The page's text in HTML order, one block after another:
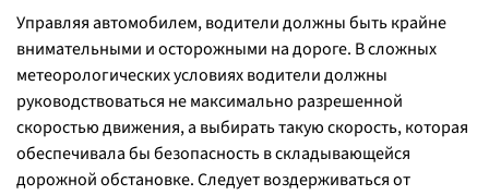
Управляя автомобилем, водители должны быть крайне
внимательными и осторожными на дороге. В сложных
метеорологических условиях водители должны
руководствоваться не максимально разрешенной
скоростью движения, а выбирать такую скорость, которая
обеспечивала бы безопасность в складывающейся
дорожной обстановке. Следует воздерживаться от